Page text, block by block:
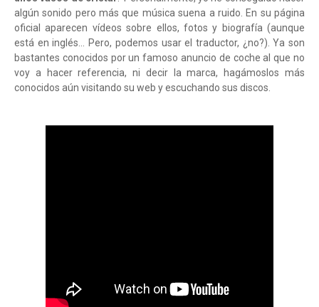
algún sonido pero más que música suena a ruido. En su página
oficial aparecen vídeos sobre ellos, fotos y biografía (aunque
está en inglés... Pero, podemos usar el traductor, ¿no?). Ya son
bastantes conocidos por un famoso anuncio de coche al que no
voy a hacer referencia, ni decir la marca, hagámoslos más
conocidos aún visitando su web y escuchando sus discos.